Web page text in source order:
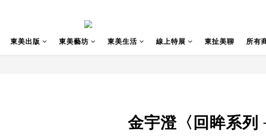
東美出版 東美藝坊 東美生活 線上特展 東扯美聊 所有
金宇澄〈回眸系